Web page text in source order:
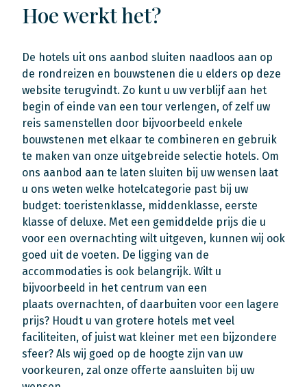
Hoe werkt het?
De hotels uit ons aanbod sluiten naadloos aan op
de rondreizen en bouwstenen die u elders op deze
website terugvindt. Zo kunt u uw verblijf aan het
begin of einde van een tour verlengen, of zelf uw
reis samenstellen door bijvoorbeeld enkele
bouwstenen met elkaar te combineren en gebruik
te maken van onze uitgebreide selectie hotels. Om
ons aanbod aan te laten sluiten bij uw wensen laat
u ons weten welke hotelcategorie past bij uw
budget: toeristenklasse, middenklasse, eerste
klasse of deluxe. Met een gemiddelde prijs die u
voor een overnachting wilt uitgeven, kunnen wij ook
goed uit de voeten. De ligging van de
accommodaties is ook belangrijk. Wilt u
bijvoorbeeld in het centrum van een
plaats overnachten, of daarbuiten voor een lagere
prijs? Houdt u van grotere hotels met veel
faciliteiten, of juist wat kleiner met een bijzondere
sfeer? Als wij goed op de hoogte zijn van uw
voorkeuren, zal onze offerte aansluiten bij uw